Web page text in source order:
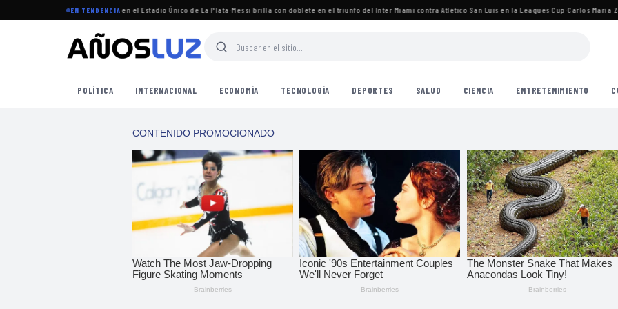
EN TENDENCIA
Clausura 2026 se jugará en el Estadio Único de La Plata·Messi brilla con doblete en el triunfo del Inter Miami contra Atlético San Luis en la Leagues Cup ·Carlos María
POLÍTICA INTERNACIONAL ECONOMÍA TECNOLOGÍA DEPORTES SALUD CIENCIA ENTRETENIMIENTO